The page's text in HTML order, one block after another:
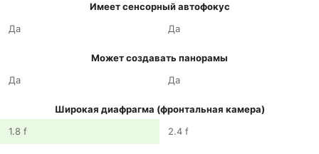
Имеет сенсорный автофокус
Да
Да
Может создавать панорамы
Да
Да
Широкая диафрагма (фронтальная камера)
1.8 f
2.4 f